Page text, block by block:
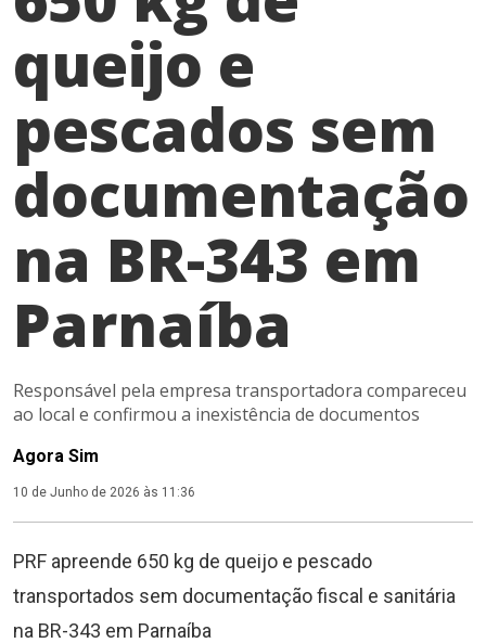
queijo e
pescados sem
documentação
na BR-343 em
Parnaíba
Responsável pela empresa transportadora compareceu
ao local e confirmou a inexistência de documentos
Agora Sim
10 de Junho de 2026 às 11:36
PRF apreende 650 kg de queijo e pescado
transportados sem documentação fiscal e sanitária
na BR-343 em Parnaíba